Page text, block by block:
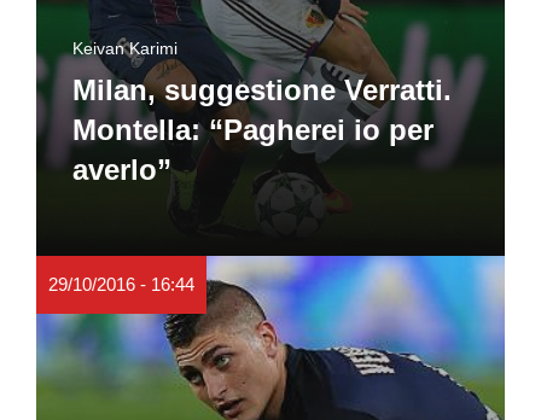
Keivan Karimi
Milan, suggestione Verratti.
Montella: “Pagherei io per
averlo”
29/10/2016 - 16:44